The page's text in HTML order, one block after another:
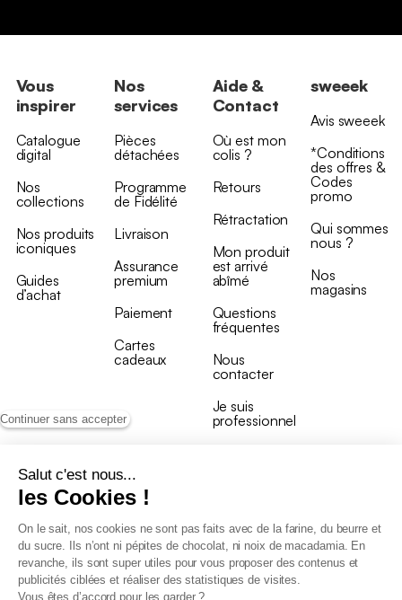
Continuer sans accepter
Salut c'est nous...
les Cookies !
On le sait, nos cookies ne sont pas faits avec de la farine, du beurre et
du sucre. Ils n’ont ni pépites de chocolat, ni noix de macadamia. En
revanche, ils sont super utiles pour vous proposer des contenus et
publicités ciblées et réaliser des statistiques de visites.
Vous êtes d’accord pour les garder ?
Vous
inspirer
Catalogue
digital
Nos
collections
Nos produits
iconiques
Guides
d’achat
Nos
services
Pièces
détachées
Programme
de Fidélité
Livraison
Assurance
premium
Paiement
Cartes
cadeaux
Aide &
Contact
Où est mon
colis ?
Retours
Rétractation
Mon produit
est arrivé
abîmé
Questions
fréquentes
Nous
contacter
Je suis
professionnel
sweeek
Avis sweeek
*Conditions
des offres &
Codes
promo
Qui sommes
nous ?
Nos
magasins
Conditions générales de vente
Conditions générales du programme de fidélité
Charte de données personnelles
Conditions générales de vente Pro